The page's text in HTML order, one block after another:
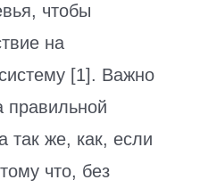
чтобы
на
[1]. Важно
правильной
так же, как, если
что, без